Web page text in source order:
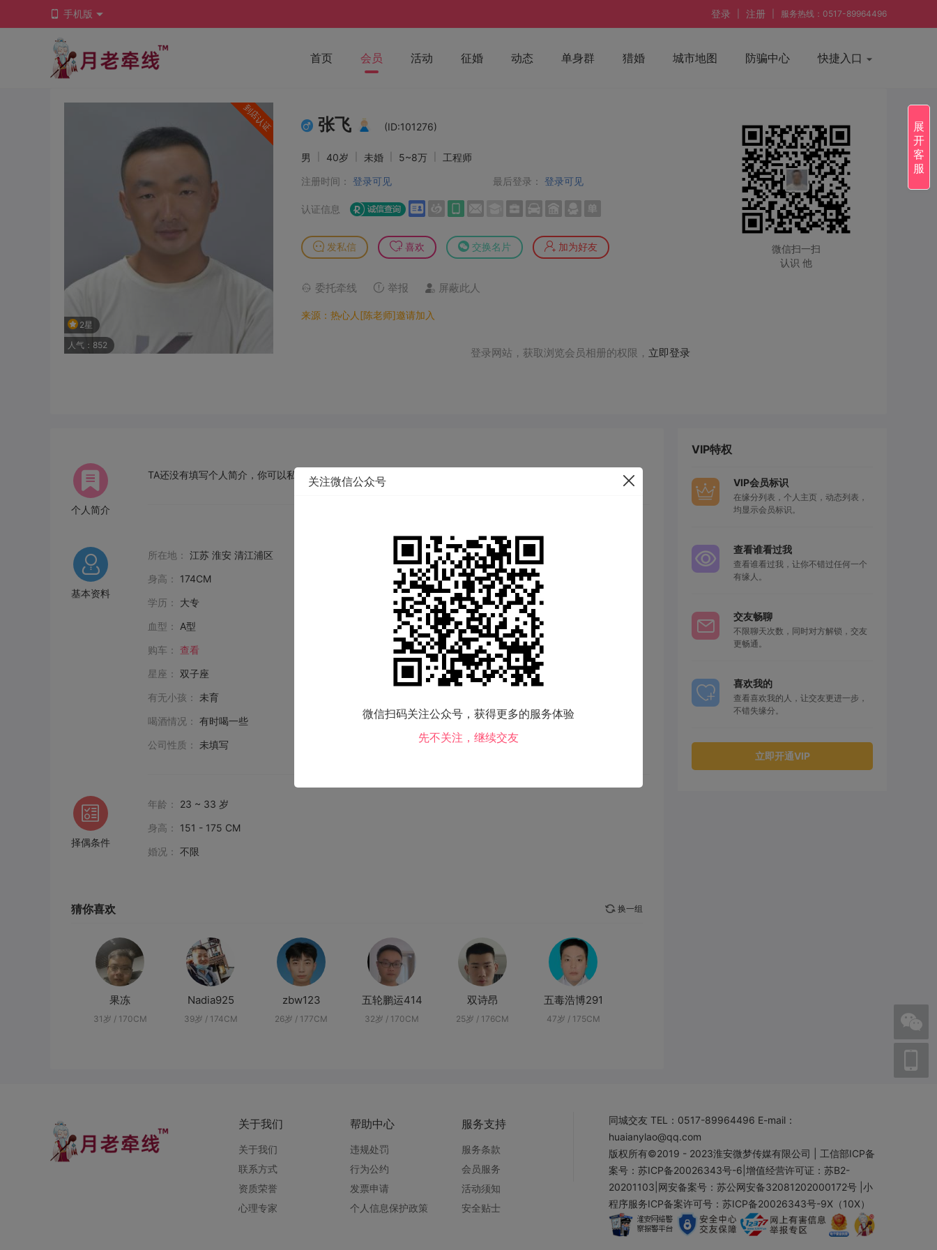
手机版 登录 注册 服务热线：0517-89964496
首页 会员 活动 征婚 动态 单身群 猎婚 城市地图 防骗中心 快捷入口
2星
人气：852
到店认证 张飞 (ID:101276)
男 40岁 未婚 5~8万
工程师
注册时间： 登录可见 最后登录： 登录可见
认证信息
发私信 喜欢 交换名片 加为好友
委托牵线 举报 屏蔽此人
来源：热心人[陈老师]邀请加入
登录网站，获取浏览会员相册的权限， 立即登录
微信扫一扫
认识 他
个人简介
TA还没有填写个人简介，你可以私信给TA进一步了解~
基本资料
所在地： 江苏 淮安 清江浦区 户籍地： 江苏 淮安 淮阴区
身高：
174CM 体重：63KG
学历：
大专 民族：汉族
血型：
A型 生肖：虎
购车： 查看 购房： 查看
星座： 双子座 交友类型：未填写
有无小孩：
未育
喝酒情况： 有时喝一些 毕业院校：未填写
公司性质：
未填写 兴趣爱好：未填写
择偶条件
年龄：
23 ~ 33 岁
身高：
151 - 175 CM
婚况： 不限
猜你喜欢 换一组
果冻
31岁 / 170CM
Nadia925
39岁 / 174CM
zbw123
26岁 / 177CM
五轮鹏运414
32岁 / 170CM
双诗昂
25岁 / 176CM
五毒浩博291
47岁 / 175CM
VIP特权
VIP会员标识
在缘分列表，个人主页，动态列表，
均显示会员标识。
查看谁看过我
查看谁看过我，让你不错过任何一个
有缘人。
交友畅聊
不限聊天次数，同时对方解锁，交友
更畅通。
喜欢我的
查看喜欢我的人，让交友更进一步，
不错失缘分。
立即开通VIP
关于我们
关于我们
联系方式
资质荣誉
心理专家
帮助中心
违规处罚
行为公约
发票申请
个人信息保护政策
服务支持
服务条款
会员服务
活动须知
安全贴士
同城交友 TEL：0517-89964496 E-mail：
huaianylao@qq.com
版权所有©2019 - 2023淮安微梦传媒有限公司
工信部ICP备
案号：苏ICP备20026343号-6 增值经营许可证：苏B2-
20201103 网安备案号：苏公网安备32081202000172号 小
程序服务ICP备案许可号：苏ICP备20026343号-9X（10X）
展
开
客
服
关注微信公众号
微信扫码关注公众号，获得更多的服务体验
先不关注，继续交友